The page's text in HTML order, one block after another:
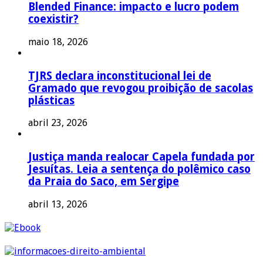
Blended Finance: impacto e lucro podem
coexistir?
maio 18, 2026
TJRS declara inconstitucional lei de
Gramado que revogou proibição de sacolas
plásticas
abril 23, 2026
Justiça manda realocar Capela fundada por
Jesuítas. Leia a sentença do polêmico caso
da Praia do Saco, em Sergipe
abril 13, 2026